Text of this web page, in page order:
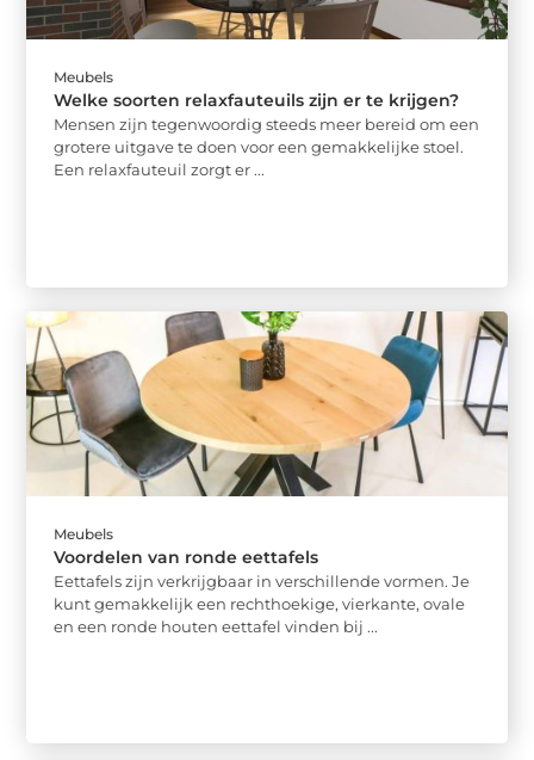
Meubels
Welke soorten relaxfauteuils zijn er te krijgen?
Mensen zijn tegenwoordig steeds meer bereid om een
grotere uitgave te doen voor een gemakkelijke stoel.
Een relaxfauteuil zorgt er ...
Meubels
Voordelen van ronde eettafels
Eettafels zijn verkrijgbaar in verschillende vormen. Je
kunt gemakkelijk een rechthoekige, vierkante, ovale
en een ronde houten eettafel vinden bij ...